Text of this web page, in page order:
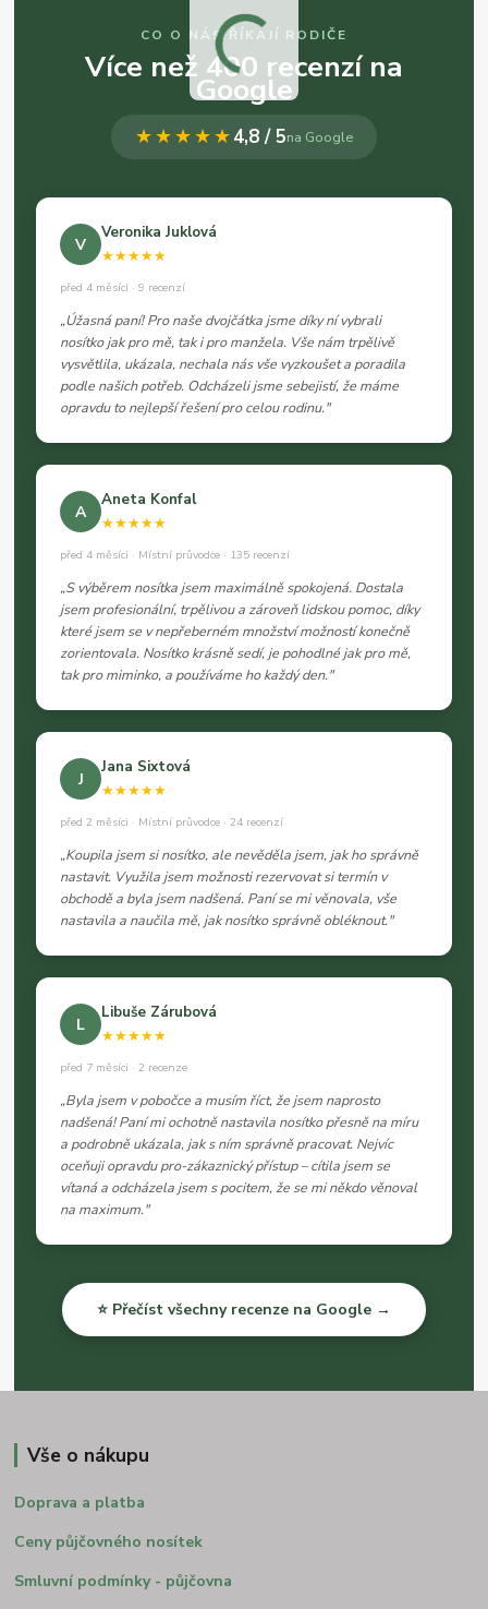
CO O NÁS ŘÍKAJÍ RODIČE
Více než 400 recenzí na
Google
★★★★★4,8 / 5na Google
V
Veronika Juklová
★★★★★
před 4 měsíci · 9 recenzí
„Úžasná paní! Pro naše dvojčátka jsme díky ní vybrali
nosítko jak pro mě, tak i pro manžela. Vše nám trpělivě
vysvětlila, ukázala, nechala nás vše vyzkoušet a poradila
podle našich potřeb. Odcházeli jsme sebejistí, že máme
opravdu to nejlepší řešení pro celou rodinu."
A
Aneta Konfal
★★★★★
před 4 měsíci · Místní průvodce · 135 recenzí
„S výběrem nosítka jsem maximálně spokojená. Dostala
jsem profesionální, trpělivou a zároveň lidskou pomoc, díky
které jsem se v nepřeberném množství možností konečně
zorientovala. Nosítko krásně sedí, je pohodlné jak pro mě,
tak pro miminko, a používáme ho každý den."
J
Jana Sixtová
★★★★★
před 2 měsíci · Místní průvodce · 24 recenzí
„Koupila jsem si nosítko, ale nevěděla jsem, jak ho správně
nastavit. Využila jsem možnosti rezervovat si termín v
obchodě a byla jsem nadšená. Paní se mi věnovala, vše
nastavila a naučila mě, jak nosítko správně obléknout."
L
Libuše Zárubová
★★★★★
před 7 měsíci · 2 recenze
„Byla jsem v pobočce a musím říct, že jsem naprosto
nadšená! Paní mi ochotně nastavila nosítko přesně na míru
a podrobně ukázala, jak s ním správně pracovat. Nejvíc
oceňuji opravdu pro-zákaznický přístup – cítila jsem se
vítaná a odcházela jsem s pocitem, že se mi někdo věnoval
na maximum."
⭐ Přečíst všechny recenze na Google →
Vše o nákupu
Doprava a platba
Ceny půjčovného nosítek
Smluvní podmínky - půjčovna